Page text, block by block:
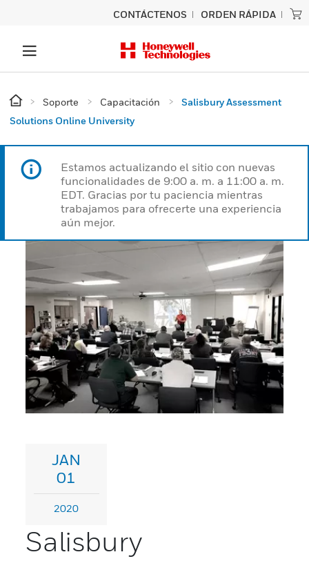
CONTÁCTENOS ORDEN RÁPIDA
Soporte Capacitación
Salisbury Assessment
Solutions Online University
Estamos actualizando el sitio con nuevas
funcionalidades de 9:00 a. m. a 11:00 a. m.
EDT. Gracias por tu paciencia mientras
trabajamos para ofrecerte una experiencia
aún mejor.
JAN
01
2020
Salisbury